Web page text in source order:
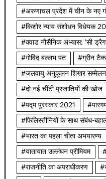
#अरुणाचल प्रदेश में चीन के नए
#किशोर न्याय संशोधन विधेयक
#क्वाड नौसैनिक अभ्यास: ‘सी
#गोविंद बल्लभ पंत #ग्रीन
#जलवायु अनुकूलन शिखर सम्मेलन
#दो नई चींटी प्रजातियों की खोज
#पद्म पुरस्कार 2021
#फिलिस्तीनियों के साथ संबंध-
#भारत का पहला चीता अभयारण्य
#यातायात उल्लंघन प्रीमियम
#राजनीति का अपराधीकरण